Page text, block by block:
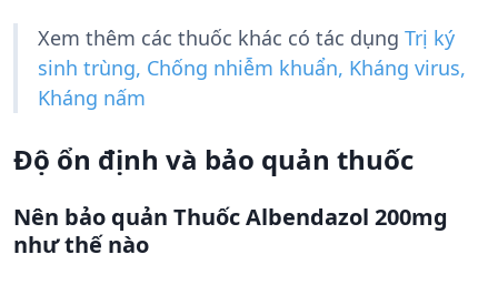
Xem thêm các thuốc khác có tác dụng Trị ký
sinh trùng, Chống nhiễm khuẩn, Kháng virus,
Kháng nấm
Độ ổn định và bảo quản thuốc
Nên bảo quản Thuốc Albendazol 200mg
như thế nào